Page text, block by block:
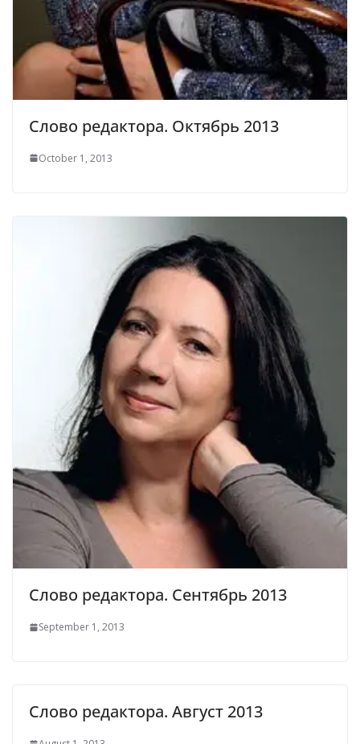
Слово редактора. Октябрь 2013
October 1, 2013
Слово редактора. Сентябрь 2013
September 1, 2013
Слово редактора. Август 2013